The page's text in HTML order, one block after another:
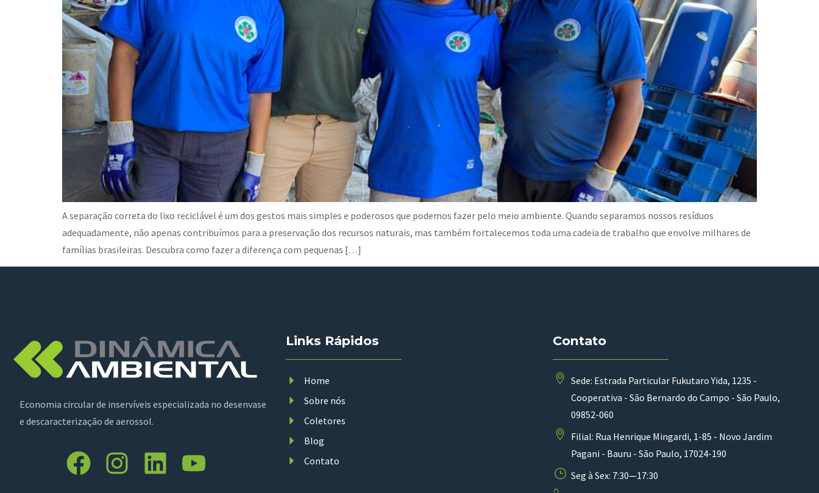
A separação correta do lixo reciclável é um dos gestos mais simples e poderosos que podemos fazer pelo meio ambiente. Quando separamos nossos resíduos
adequadamente, não apenas contribuímos para a preservação dos recursos naturais, mas também fortalecemos toda uma cadeia de trabalho que envolve milhares de
famílias brasileiras. Descubra como fazer a diferença com pequenas […]
Economia circular de inservíveis especializada no desenvase
e descaracterização de aerossol.
Links Rápidos
Home
Sobre nós
Coletores
Blog
Contato
Contato
Sede: Estrada Particular Fukutaro Yida, 1235 -
Cooperativa - São Bernardo do Campo - São Paulo,
09852-060
Filial: Rua Henrique Mingardi, 1-85 - Novo Jardim
Pagani - Bauru - São Paulo, 17024-190
Seg à Sex: 7:30—17:30